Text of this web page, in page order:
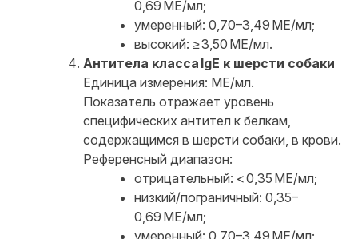
0,69 МЕ/мл;
умеренный: 0,70–3,49 МЕ/мл;
высокий: ≥ 3,50 МЕ/мл.
Антитела класса IgE к шерсти собаки
Единица измерения: МЕ/мл.
Показатель отражает уровень
специфических антител к белкам,
содержащимся в шерсти собаки, в крови.
Референсный диапазон:
отрицательный: < 0,35 МЕ/мл;
низкий/пограничный: 0,35–
0,69 МЕ/мл;
умеренный: 0,70–3,49 МЕ/мл;